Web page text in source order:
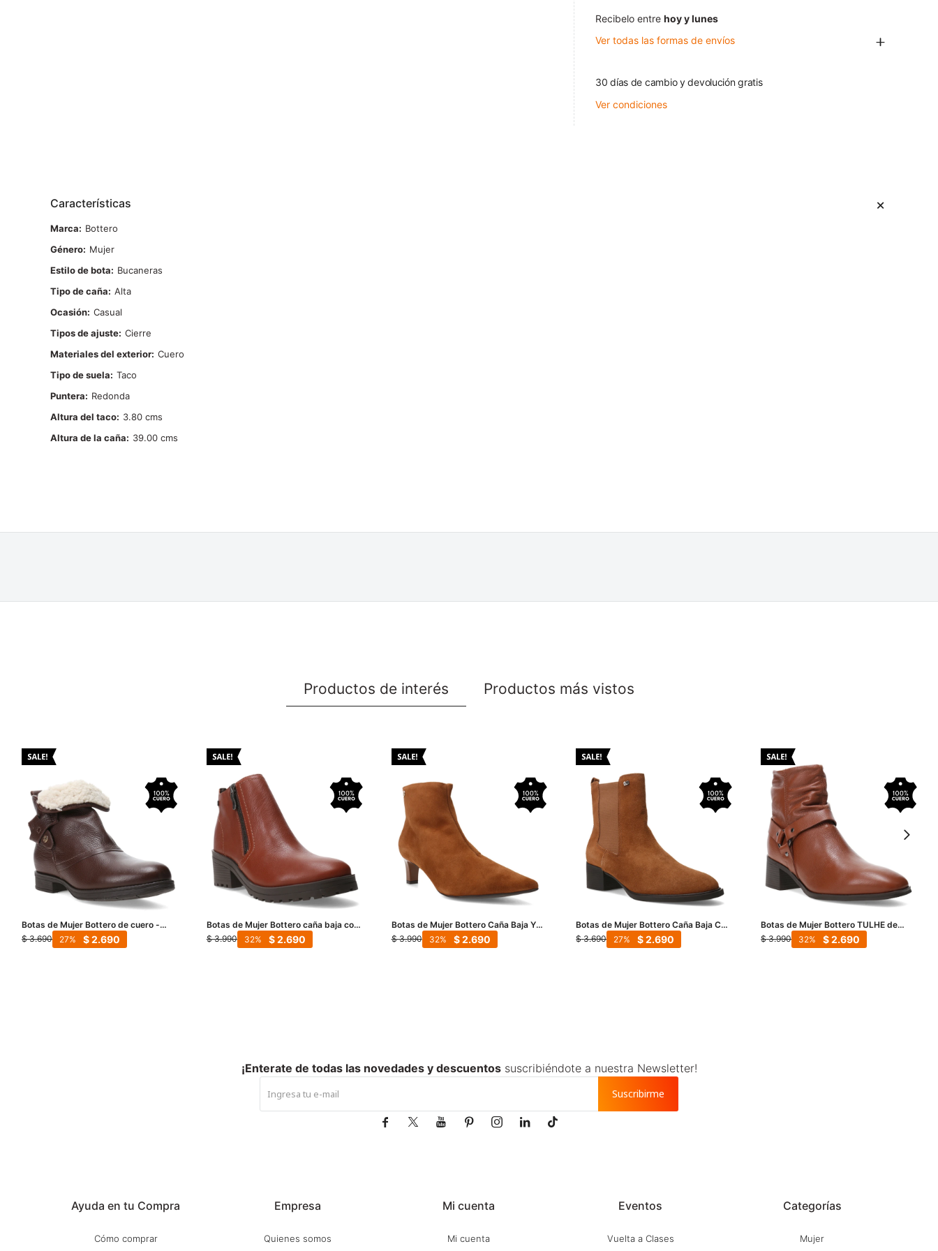
Recibelo entre hoy y lunes
Ver todas las formas de envíos
30 días de cambio y devolución gratis
Ver condiciones
Características
Marca
Bottero
Género
Mujer
Estilo de bota
Bucaneras
Tipo de caña
Alta
Ocasión Casual
Tipos de ajuste Cierre
Materiales del exterior Cuero
Tipo de suela
Taco
Puntera
Redonda
Altura del taco
3.80
Altura de la caña
39.00
Productos de interés Productos más vistos
Botas de Mujer Bottero de cuero -
Marrón Madera
$ 3.690 $2.690
27
Botas de Mujer Bottero caña baja con
cierre de cuero - Marrón Coñac
$ 3.990 $2.690
32
Botas de Mujer Bottero Caña Baja Y
Taco Fino - Marrón Camel
$ 3.990 $ 2.690
32
Botas de Mujer Bottero Caña Baja Con
Elástico - Marrón Camel
$ 3.690 $2.690
27
Botas de Mujer Bottero TULHE de
Cuero - Marrón Coñac
$ 3.990 $2.690
32
Ayuda en tu Compra
Cómo comprar
Empresa
Quienes somos
Mi cuenta
Mi cuenta
Eventos
Vuelta a Clases
Categorías
Mujer
¡Enterate de todas las novedades y descuentossuscribiéndote a nuestra Newsletter!
Suscribirme
      